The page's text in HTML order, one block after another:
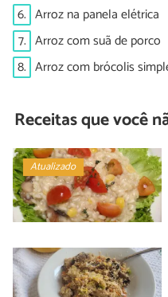
6. Arroz na panela elétrica
7. Arroz com suã de porco
8. Arroz com brócolis
Receitas que você
Atualizado